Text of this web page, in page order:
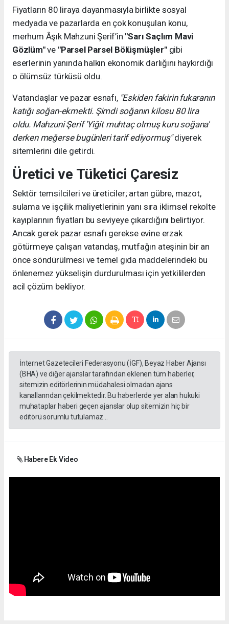
Fiyatların 80 liraya dayanmasıyla birlikte sosyal
medyada ve pazarlarda en çok konuşulan konu,
merhum Âşık Mahzuni Şerif’in "Sarı Saçlım Mavi
Gözlüm"ve "Parsel Parsel Bölüşmüşler"gibi
eserlerinin yanında halkın ekonomik darlığını haykırdığı
o ölümsüz türküsü oldu.
Vatandaşlar ve pazar esnafı, "Eskiden fakirin fukaranın
katığı soğan-ekmekti. Şimdi soğanın kilosu 80 lira
oldu. Mahzuni Şerif 'Yiğit muhtaç olmuş kuru soğana'
derken meğerse bugünleri tarif ediyormuş"diyerek
sitemlerini dile getirdi.
Üretici ve Tüketici Çaresiz
Sektör temsilcileri ve üreticiler; artan gübre, mazot,
sulama ve işçilik maliyetlerinin yanı sıra iklimsel rekolte
kayıplarının fiyatları bu seviyeye çıkardığını belirtiyor.
Ancak gerek pazar esnafı gerekse evine erzak
götürmeye çalışan vatandaş, mutfağın ateşinin bir an
önce söndürülmesi ve temel gıda maddelerindeki bu
önlenemez yükselişin durdurulması için yetkililerden
acil çözüm bekliyor.
İnternet Gazetecileri Federasyonu (İGF), Beyaz Haber Ajansı
(BHA) ve diğer ajanslar tarafından eklenen tüm haberler,
sitemizin editörlerinin müdahalesi olmadan ajans
kanallarından çekilmektedir. Bu haberlerde yer alan hukuki
muhataplar haberi geçen ajanslar olup sitemizin hiç bir
editörü sorumlu tutulamaz...
Habere Ek Video